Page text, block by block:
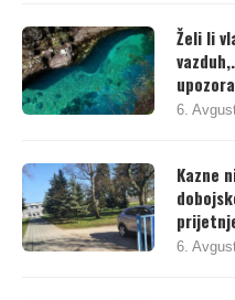
Želi li
Kazne